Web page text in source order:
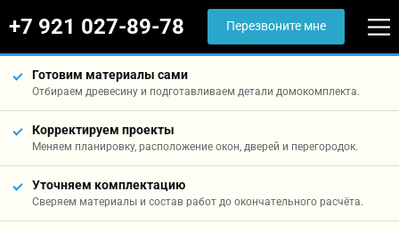
+7 921 027-89-78 Перезвоните мне
Готовим материалы сами
Отбираем древесину и подготавливаем детали домокомплекта.
Корректируем проекты
Меняем планировку, расположение окон, дверей и перегородок.
Уточняем комплектацию
Сверяем материалы и состав работ до окончательного расчёта.